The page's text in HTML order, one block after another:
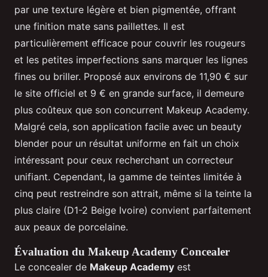
par une texture légère et bien pigmentée, offrant
une finition mate sans paillettes. Il est
particulièrement efficace pour couvrir les rougeurs
et les petites imperfections sans marquer les lignes
fines ou briller. Proposé aux environs de 11,90 € sur
le site officiel et 9 € en grande surface, il demeure
plus coûteux que son concurrent Makeup Academy.
Malgré cela, son application facile avec un beauty
blender pour un résultat uniforme en fait un choix
intéressant pour ceux recherchant un correcteur
unifiant. Cependant, la gamme de teintes limitée à
cinq peut restreindre son attrait, même si la teinte la
plus claire (D1-2 Beige Ivoire) convient parfaitement
aux peaux de porcelaine.
Évaluation du Makeup Academy Concealer
Le concealer de Makeup Academy est